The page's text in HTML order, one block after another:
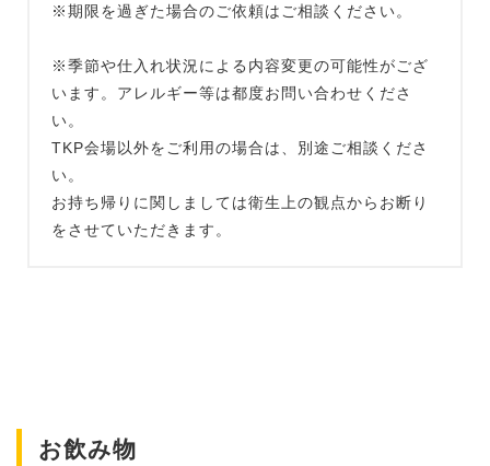
※期限を過ぎた場合のご依頼はご相談ください。
※季節や仕入れ状況による内容変更の可能性がござ
います。アレルギー等は都度お問い合わせくださ
い。
TKP会場以外をご利用の場合は、別途ご相談くださ
い。
お持ち帰りに関しましては衛生上の観点からお断り
をさせていただきます。
お飲み物